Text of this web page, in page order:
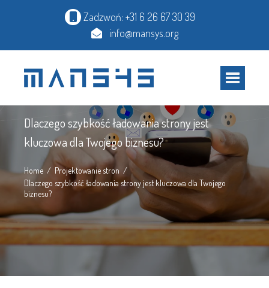
Zadzwoń: +31 6 26 67 30 39
info@mansys.org
Artykuł
Dlaczego szybkość ładowania strony jest
kluczowa dla Twojego biznesu?
Home
Projektowanie stron
Dlaczego szybkość ładowania strony jest kluczowa dla Twojego
biznesu?